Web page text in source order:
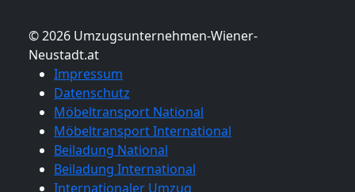
© 2026 Umzugsunternehmen-Wiener-
Neustadt.at
Impressum
Datenschutz
Möbeltransport National
Möbeltransport International
Beiladung National
Beiladung International
Internationaler Umzug